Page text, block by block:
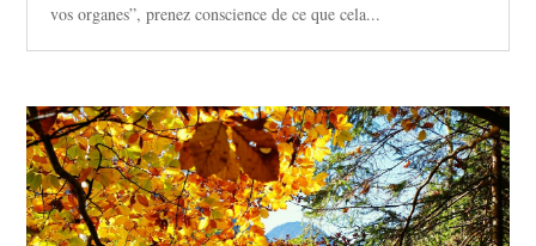
vos organes”, prenez conscience de ce que cela...